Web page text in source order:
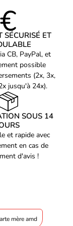
besoins des
exceptionnelles
d'excellence.
5070, cette carte
Les
une immersion
AI TOPS
SÉCURISÉ ET
CB, PayPal, et
possible
(2x, 3x,
jusqu'à 24x).
SOUS 14
et rapide avec
en cas de
d'avis !
mère amd